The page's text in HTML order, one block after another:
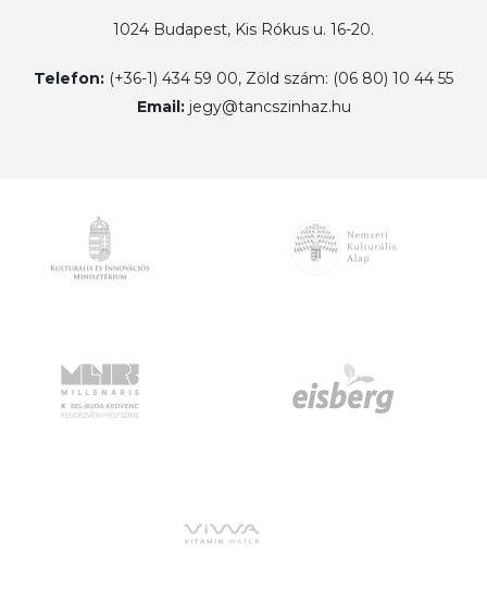
1024 Budapest, Kis Rókus u. 16-20.
Telefon: (+36-1) 434 59 00, Zöld szám: (06 80) 10 44 55
Email: jegy@tancszinhaz.hu